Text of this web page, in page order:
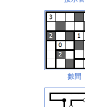
數間